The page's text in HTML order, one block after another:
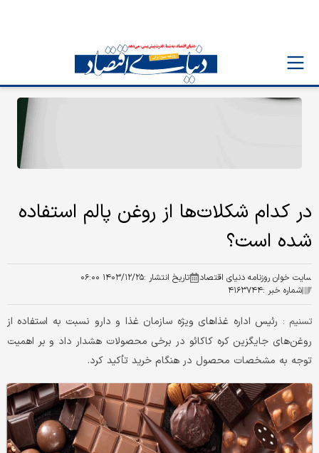
در کدام شکلات‌ها از روغن پالم استفاده
شده است؟
سایت خوان روزنامه دنیای اقتصاد تاریخ انتشار :۱۴۰۳/۱۲/۲۵ ۰۶:۰۰
شماره خبر :۴۱۶۳۷۴۴
تسنیم : رئیس اداره غذاهای ویژه سازمان غذا و دارو نسبت به استفاده از
روغن‌های جایگزین کره کاکائو در برخی محصولات هشدار داد و بر اهمیت
توجه به مشخصات محصول در هنگام خرید تأکید کرد.